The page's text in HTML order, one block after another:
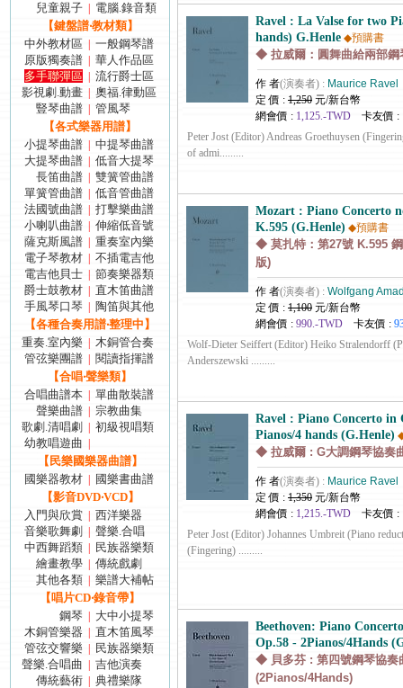
兒童親子
電腦.錄音類
【鍵盤譜‧教材類】
中外教材區
一般鋼琴譜
原版獨奏譜
華人作品區
多手聯彈區
流行爵士區
影視劇.動畫
奧福.律動區
豎琴曲譜
管風琴
【各式樂器用譜】
小提琴曲譜
中提琴曲譜
大提琴曲譜
低音大提琴
長笛曲譜
雙簧管曲譜
單簧管曲譜
低音管曲譜
法國號曲譜
打擊樂曲譜
小喇叭曲譜
伸縮低音號
薩克斯風譜
重奏室內樂
電子琴教材
不插電吉他
電吉他貝士
節奏樂器類
爵士鼓教材
直木笛曲譜
手風琴口琴
陶笛與其他
【各種合奏用譜‧整理中】
重奏.室內樂
木銅管合奏
管弦樂團譜
閱讀指揮譜
【合唱‧聲樂類】
合唱曲譜本
單曲散裝譜
聲樂曲譜
宗教曲集
歌劇.清唱劇
初級視唱類
幼教唱遊曲
【民樂國樂器曲譜】
國樂器教材
國樂書曲譜
【影音DVD‧VCD】
入門與欣賞
西洋樂器
音樂歌舞劇
聲樂.合唱
中西舞蹈類
民族器樂類
繪畫教學
傳統戲劇
其他各類
樂譜大補帖
【唱片CD‧錄音帶】
鋼琴
大中小提琴
木銅管樂器
直木笛風琴
管弦交響樂
民族器樂類
聲樂.合唱曲
吉他演奏
傳統藝術
典禮樂隊
Ravel : La Valse for two
hands) G.Henle ◆預購書
◆ 拉威爾：圓舞曲給兩部鋼
作 者(演奏者) : Maurice Ravel
定 價 : 1,250 元/新台幣
網會價 : 1,125.-TWD 卡友價 :
Peter Jost (Editor) Andreas Groethuysen
of admi.........
Mozart : Piano Concerto
K.595 (G.Henle) ◆預購書
◆ 莫扎特：第27號 K.595
版)
作 者(演奏者) : Wolfgang
定 價 : 1,100 元/新台幣
網會價 : 990.-TWD 卡友價 :
Wolf-Dieter Seiffert (Editor) Heiko Stralendorff
Anderszewski .........
Ravel : Piano Concerto in
Pianos/4 hands (G.Henle)
◆ 拉威爾 : G大調鋼琴協奏
作 者(演奏者) : Maurice Ravel
定 價 : 1,350 元/新台幣
網會價 : 1,215.-TWD 卡友價 :
Peter Jost (Editor) Johannes Umbreit (Piano
(Fingering) .........
Beethoven: Piano
Op.58 - 2Pianos/4Hands
◆ 貝多芬 : 第四號鋼琴協奏
(2Pianos/4Hands)